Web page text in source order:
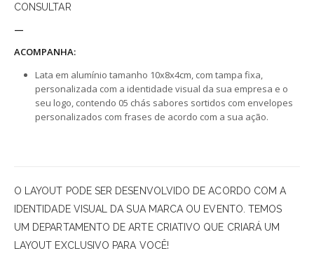
CONSULTAR
—
ACOMPANHA:
Lata em alumínio tamanho 10x8x4cm, com tampa fixa,
personalizada com a identidade visual da sua empresa e o
seu logo, contendo 05 chás sabores sortidos com envelopes
personalizados com frases de acordo com a sua ação.
O LAYOUT PODE SER DESENVOLVIDO DE ACORDO COM A
IDENTIDADE VISUAL DA SUA MARCA OU EVENTO. TEMOS
UM DEPARTAMENTO DE ARTE CRIATIVO QUE CRIARÁ UM
LAYOUT EXCLUSIVO PARA VOCÊ!